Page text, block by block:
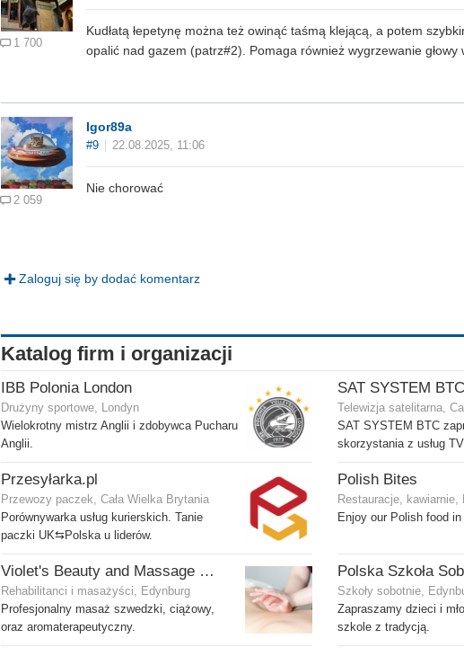
1 700
Kudłatą łepetynę można też owinąć taśmą klejącą, a potem
opalić nad gazem (patrz#2). Pomaga również wygrzewanie głowy
2 059
Igor89a
#9 22.08.2025, 11:06
Nie chorować
Zaloguj się by dodać komentarz
Katalog firm i organizacji
IBB Polonia London
Drużyny sportowe, Londyn
Wielokrotny mistrz Anglii i zdobywca Pucharu
Anglii.
SAT SYSTEM BTC
Telewizja satelitarna,
SAT SYSTEM BTC
skorzystania z usług
Przesyłarka.pl
Przewozy paczek, Cała Wielka Brytania
Porównywarka usług kurierskich. Tanie
paczki UK⇆Polska u liderów.
Polish Bites
Restauracje, kawiarnie,
Enjoy our Polish food in
Violet's Beauty and Massage Studio
Rehabilitanci i masażyści, Edynburg
Profesjonalny masaż szwedzki, ciążowy,
oraz aromaterapeutyczny.
Szkoły sobotnie,
Zapraszamy dzieci i
szkole z tradycją.